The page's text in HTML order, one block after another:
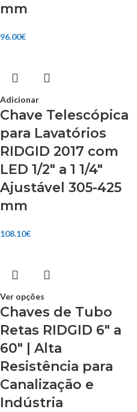
mm
96.00€
Adicionar
Chave Telescópica
para Lavatórios
RIDGID 2017 com
LED 1/2″ a 1 1/4″
Ajustável 305-425
mm
108.10€
Ver opções
Chaves de Tubo
Retas RIDGID 6″ a
60″ | Alta
Resistência para
Canalização e
Indústria